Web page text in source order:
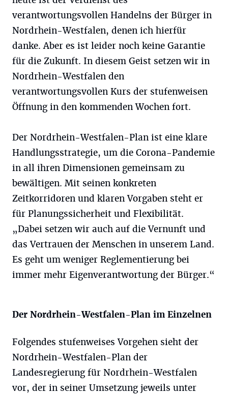
verantwortungsvollen Handelns der Bürger in
Nordrhein-Westfalen, denen ich hierfür
danke. Aber es ist leider noch keine Garantie
für die Zukunft. In diesem Geist setzen wir in
Nordrhein-Westfalen den
verantwortungsvollen Kurs der stufenweisen
Öffnung in den kommenden Wochen fort.
Der Nordrhein-Westfalen-Plan ist eine klare
Handlungsstrategie, um die Corona-Pandemie
in all ihren Dimensionen gemeinsam zu
bewältigen. Mit seinen konkreten
Zeitkorridoren und klaren Vorgaben steht er
für Planungssicherheit und Flexibilität.
„Dabei setzen wir auch auf die Vernunft und
das Vertrauen der Menschen in unserem Land.
Es geht um weniger Reglementierung bei
immer mehr Eigenverantwortung der Bürger.“
Der Nordrhein-Westfalen-Plan im Einzelnen
Folgendes stufenweises Vorgehen sieht der
Nordrhein-Westfalen-Plan der
Landesregierung für Nordrhein-Westfalen
vor, der in seiner Umsetzung jeweils unter